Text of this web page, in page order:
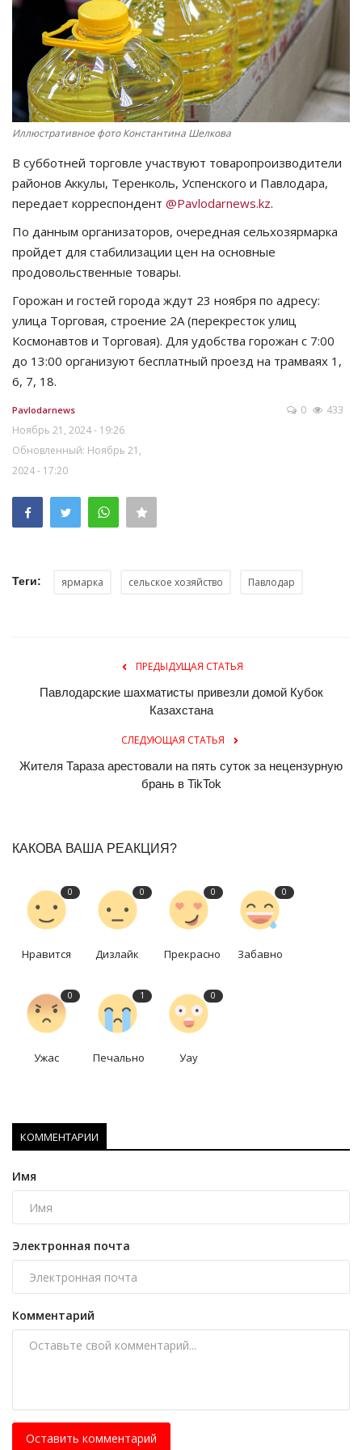
СПОРТ
Чек-лист
РАЗВЛЕЧЕНИЯ
Курултай
Язык
Иллюстративное фото Константина Шелкова
В субботней торговле участвуют товаропроизводители
районов Аккулы, Теренколь, Успенского и Павлодара,
передает корреспондент @Pavlodarnews.kz.
По данным организаторов, очередная сельхозярмарка
пройдет для стабилизации цен на основные
продовольственные товары.
Горожан и гостей города ждут 23 ноября по адресу:
улица Торговая, строение 2А (перекресток улиц
Космонавтов и Торговая). Для удобства горожан с 7:00
до 13:00 организуют бесплатный проезд на трамваях 1,
6, 7, 18.
Pavlodarnews
Ноябрь 21, 2024 - 19:26
Обновленный: Ноябрь 21,
2024 - 17:20
0 433
Теги: ярмарка сельское хозяйство Павлодар
ПРЕДЫДУЩАЯ СТАТЬЯ
Павлодарские шахматисты привезли домой Кубок
Казахстана
СЛЕДУЮЩАЯ СТАТЬЯ
Жителя Тараза арестовали на пять суток за нецензурную
брань в TikTok
КАКОВА ВАША РЕАКЦИЯ?
0
Нравится
0
Дизлайк
0
Прекрасно
0
Забавно
0
Ужас
1
Печально
0
Уау
КОММЕНТАРИИ
Имя
Электронная почта
Комментарий
Оставить комментарий